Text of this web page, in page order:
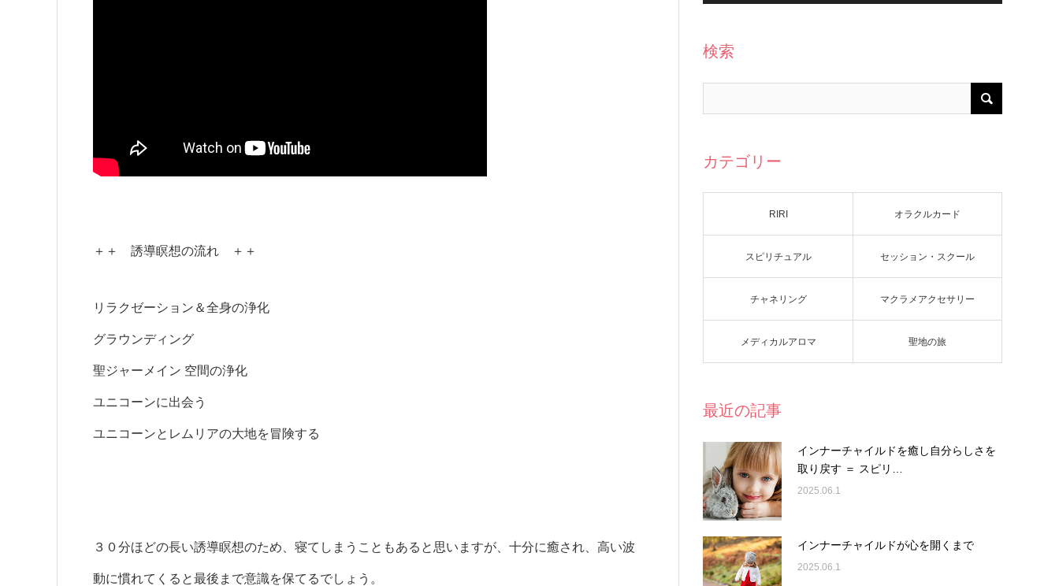
＋＋ 誘導瞑想の流れ ＋＋
リラクゼーション＆全身の浄化
グラウンディング
聖ジャーメイン 空間の浄化
ユニコーンに出会う
ユニコーンとレムリアの大地を冒険する
３０分ほどの長い誘導瞑想のため、寝てしまうこともあると思いますが、十分に癒され、高い波
動に慣れてくると最後まで意識を保てるでしょう。
検索
カテゴリー
RIRI オラクルカード
スピリチュアル セッション・スクール
チャネリング マクラメアクセサリー
メディカルアロマ 聖地の旅
最近の記事
インナーチャイルドを癒し自分らしさを
取り戻す ＝ スピリ…
2025.06.1
インナーチャイルドが心を開くまで
2025.06.1